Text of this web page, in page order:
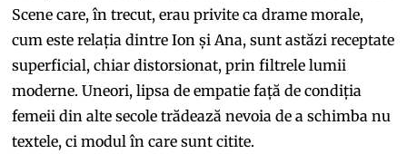
Scene care, în trecut, erau privite ca drame morale,
cum este relația dintre Ion și Ana, sunt astăzi receptate
superficial, chiar distorsionat, prin filtrele lumii
moderne. Uneori, lipsa de empatie față de condiția
femeii din alte secole trădează nevoia de a schimba nu
textele, ci modul în care sunt citite.